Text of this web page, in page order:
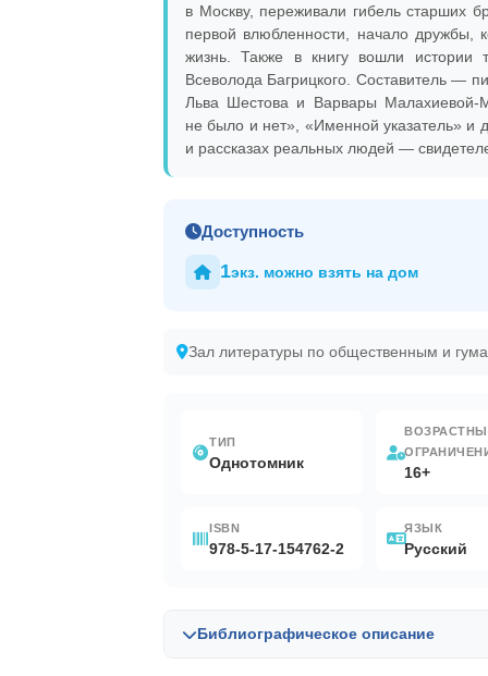
в Москву, переживали гибель старших
первой влюбленности, начало дружбы,
жизнь. Также в книгу вошли
Всеволода Багрицкого. Составитель —
Льва Шестова и Варвары Малахиевой-
не было и нет», «Именной указатель» и
и рассказах реальных людей —
Доступность
1экз. можно взять на дом
Зал литературы по общественным и
ТИП
Однотомник
16+
ISBN
978-5-17-154762-2
ЯЗЫК
Русский
Библиографическое описание